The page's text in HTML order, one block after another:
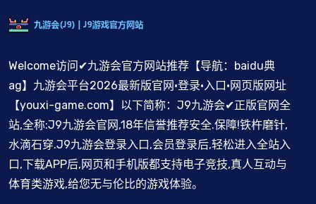
Welcome访问✔九游会官方网站推荐【导航：baidu典
ag】九游会平台2026最新版官网·登录·入口·网页版网址
【youxi-game.com】以下简称：J9九游会✔正版官网全
站,全称:J9九游会官网,18年信誉推荐安全.保障!铁杵磨针,
水滴石穿.J9九游会登录入口,会员登录后,轻松进入全站入
口,下载APP后,网页和手机版都支持电子竞技,真人互动与
体育类游戏,给您无与伦比的游戏体验。